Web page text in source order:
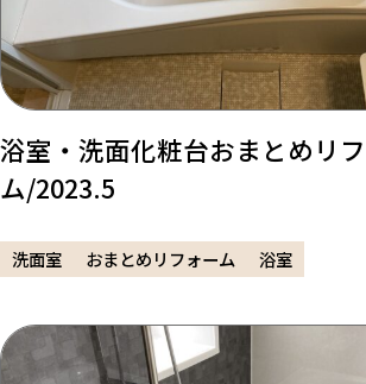
浴室・洗面化粧台おまとめリ
ム/2023.5
洗面室 おまとめリフォーム 浴室